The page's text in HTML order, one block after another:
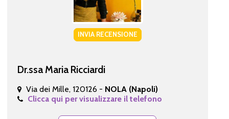
INVIA RECENSIONE
Dr.ssa Maria Ricciardi
Via dei Mille, 120126 - NOLA (Napoli)
Clicca qui per visualizzare il telefono